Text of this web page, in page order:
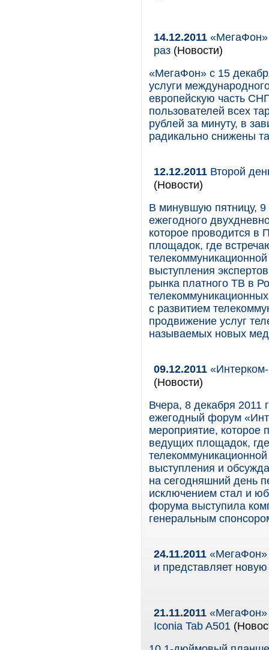
14.12.2011 «МегаФон»
раз (Новости)
«МегаФон» с 15
услуги
европейскую часть
пользователей всех
рублей за минуту, в
радикально снижены
12.12.2011 Второй
(Новости)
В минувшую пятницу, 9
ежегодного
которое проводится в
площадок, где
выступления
рынка платного ТВ в
с развитием
продвижение услуг
называемых новых
09.12.2011
(Новости)
Вчера, 8 декабря 2011
ежегодный форум
мероприятие, которое
ведущих площадок,
выступления и
на сегодняшний день
исключением стал и
форума выступила
генеральным
24.11.2011 «МегаФон»
и представляет
21.11.2011 «МегаФон»
Iconia Tab A501